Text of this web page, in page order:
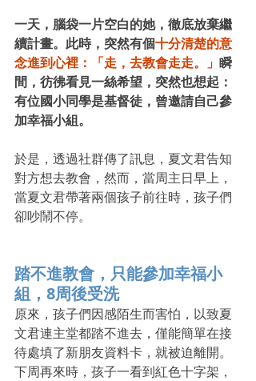
一天，腦袋一片空白的她，徹底放棄繼
續計畫。此時，突然有個十分清楚的意
念進到心裡：「走，去教會走走。」 瞬
間，彷彿看見一絲希望，突然也想起：
有位國小同學是基督徒，曾邀請自己參
加幸福小組。
於是，透過社群傳了訊息，夏文君告知
對方想去教會，然而，當周主日早上，
當夏文君帶著兩個孩子前往時，孩子們
卻吵鬧不停。
踏不進教會，只能參加幸福小
組，8周後受洗
原來，孩子們因感陌生而害怕，以致夏
文君連主堂都踏不進去，僅能簡單在接
待處填了新朋友資料卡，就被迫離開。
下周再來時，孩子一看到紅色十字架，